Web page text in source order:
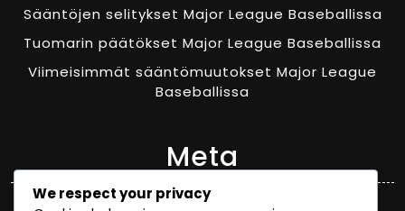
Sääntöjen selitykset Major League Baseballissa
Tuomarin päätökset Major League Baseballissa
Viimeisimmät sääntömuutokset Major League
Baseballissa
Meta
Log in
We respect your privacy